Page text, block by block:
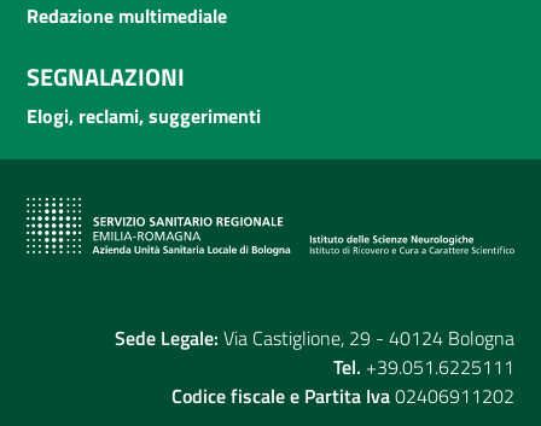
Redazione multimediale
SEGNALAZIONI
Elogi, reclami, suggerimenti
Sede Legale: Via Castiglione, 29 - 40124 Bologna
Tel. +39.051.6225111
Codice fiscale e Partita Iva02406911202